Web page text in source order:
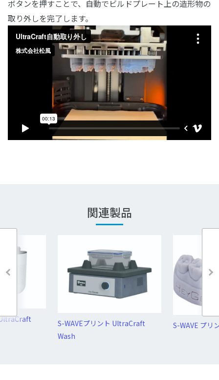
ボタンを押すことで、自動でビルドプレート上の造形物の
取り外しを完了します。
関連製品
S-WAVEプリント UltraCraft
Wash
S-WAVE プリ